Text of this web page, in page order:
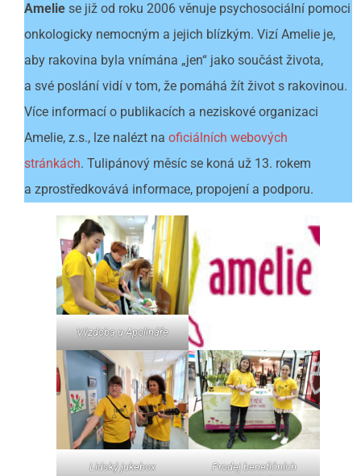
Amelie se již od roku 2006 věnuje psychosociální pomoci
onkologicky nemocným a jejich blízkým. Vizí Amelie je,
aby rakovina byla vnímána „jen“ jako součást života,
a své poslání vidí v tom, že pomáhá žít život s rakovinou.
Více informací o publikacích a neziskové organizaci
Amelie, z.s., lze nalézt na oficiálních webových
stránkách. Tulipánový měsíc se koná už 13. rokem
a zprostředkovává informace, propojení a podporu.
Výzdoba u Apolináře
Lidský jukebox
Prodej benefičních